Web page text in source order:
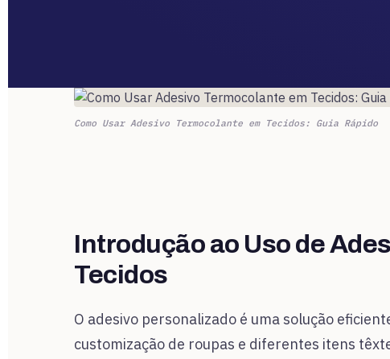
Como Usar Adesivo Termocolante em Tecidos: Guia Rápido
Introdução ao Uso de
Tecidos
O adesivo personalizado é uma solução
customização de roupas e diferentes itens